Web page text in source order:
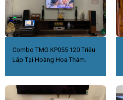
Combo TMG KP055 120 Triệu
Lắp Tại Hoàng Hoa Thám.